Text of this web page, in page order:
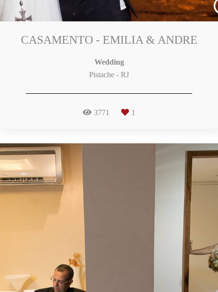
CASAMENTO - EMILIA & ANDRE
Wedding
Pistache - RJ
3771 1